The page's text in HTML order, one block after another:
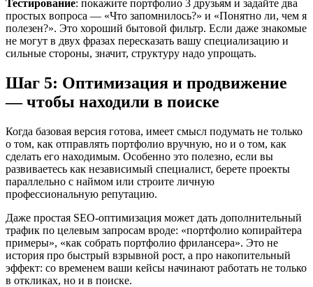
Тестирование: покажите портфолио 3 друзьям и задайте два
простых вопроса — «Что запомнилось?» и «Понятно ли, чем я
полезен?». Это хороший бытовой фильтр. Если даже знакомые
не могут в двух фразах пересказать вашу специализацию и
сильные стороны, значит, структуру надо упрощать.
Шаг 5: Оптимизация и продвижение
— чтобы находили в поиске
Когда базовая версия готова, имеет смысл подумать не только
о том, как отправлять портфолио вручную, но и о том, как
сделать его находимым. Особенно это полезно, если вы
развиваетесь как независимый специалист, берете проекты
параллельно с наймом или строите личную
профессиональную репутацию.
Даже простая SEO-оптимизация может дать дополнительный
трафик по целевым запросам вроде: «портфолио копирайтера
примеры», «как собрать портфолио фрилансера». Это не
история про быстрый взрывной рост, а про накопительный
эффект: со временем ваши кейсы начинают работать не только
в откликах, но и в поиске.